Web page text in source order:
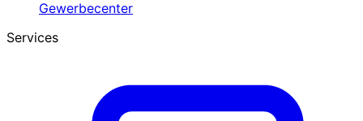
Gewerbecenter
Services